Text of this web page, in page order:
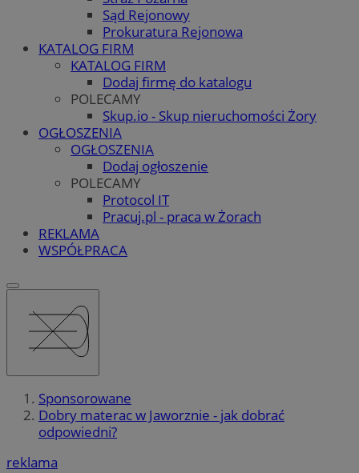
Sąd Rejonowy
Prokuratura Rejonowa
KATALOG FIRM
KATALOG FIRM
Dodaj firmę do katalogu
POLECAMY
Skup.io - Skup nieruchomości Żory
OGŁOSZENIA
OGŁOSZENIA
Dodaj ogłoszenie
POLECAMY
Protocol IT
Pracuj.pl - praca w Żorach
REKLAMA
WSPÓŁPRACA
Sponsorowane
Dobry materac w Jaworznie - jak dobrać
odpowiedni?
reklama